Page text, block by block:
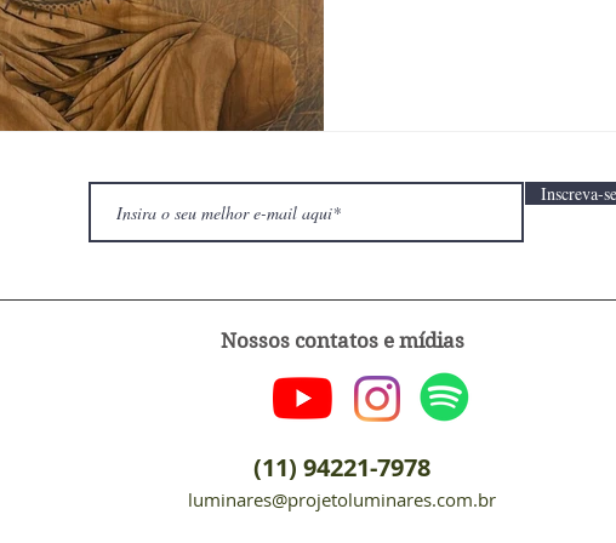
Inscreva-
Nossos contatos e mídias
(11) 94221-7978
luminares@projetoluminares.com.br